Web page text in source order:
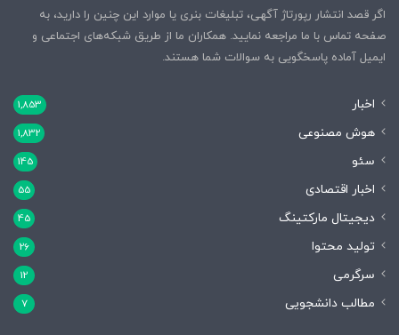
اگر قصد انتشار رپورتاژ آگهی، تبلیغات بنری یا موارد این چنین را دارید، به
صفحه تماس با ما مراجعه نمایید. همکاران ما از طریق شبکه‌های اجتماعی و
ایمیل آماده پاسخگویی به سوالات شما هستند.
اخبار 1,853
هوش مصنوعی 1,832
سئو 145
اخبار اقتصادی 55
دیجیتال مارکتینگ 45
تولید محتوا 26
سرگرمی 12
مطالب دانشجویی 7